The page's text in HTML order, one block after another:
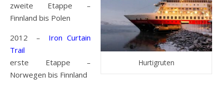
Hurtigruten
zweite Etappe –
Finnland bis Polen
2012 –
Iron Curtain
Trail
erste Etappe –
Norwegen bis Finnland